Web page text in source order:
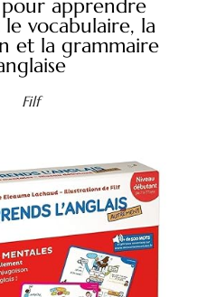
apprendre
vocabulaire, la
et la grammaire
Filf